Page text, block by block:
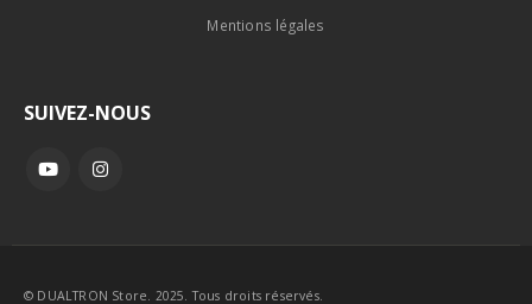
Mentions légales
SUIVEZ-NOUS
© DUALTRON Store. 2025. Tous droits réservés.